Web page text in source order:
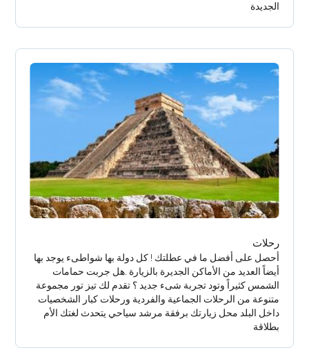
أحصل على أفضل ما في عطلتك ! كل دولة بها شواطىء يوجد بها
أيضاً العديد من الأماكن الجديرة بالزيارة .هل جربت حمامات
الشمس كثيراً وتود تجربة شىء جديد ؟ تقدم لك تيز تور مجموعة
متنوعة من الرحلات الجماعية والفردية ورحلات كبار الشخصيات
داخل البلد محل زيارتك برفقة مرشد سياحي يتحدث لغتك الأم